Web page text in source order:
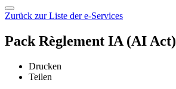
Zurück zur Liste der e-Services
Pack Règlement IA (AI Act)
Drucken
Teilen